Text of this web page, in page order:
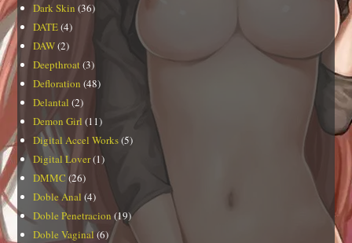
Dark Skin (36)
DATE(4)
DAW(2)
Deepthroat(3)
Defloration (48)
Delantal (2)
Demon Girl (11)
Digital Accel Works(5)
Digital Lover(1)
DMMC (26)
Doble Anal (4)
Doble Penetracion (19)
Doble Vaginal (6)